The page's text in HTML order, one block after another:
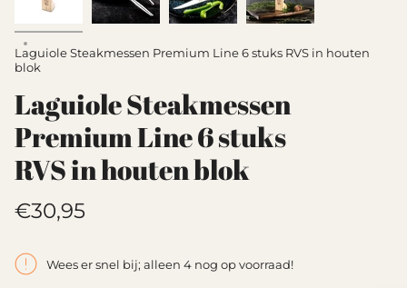
Laguiole Steakmessen Premium Line 6 stuks RVS in houten
blok
Laguiole Steakmessen
Premium Line 6 stuks
RVS in houten blok
Translation
€30,95
Wees er snel bij; alleen 4 nog op voorraad!